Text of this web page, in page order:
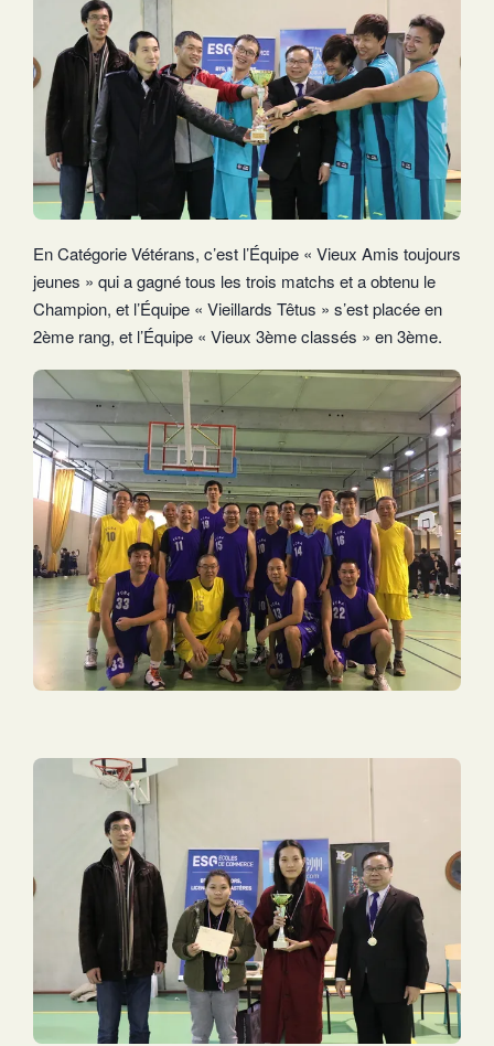
En Catégorie Vétérans, c’est l’Équipe « Vieux Amis toujours
jeunes » qui a gagné tous les trois matchs et a obtenu le
Champion, et l’Équipe « Vieillards Têtus » s’est placée en
2ème rang, et l’Équipe « Vieux 3ème classés » en 3ème.